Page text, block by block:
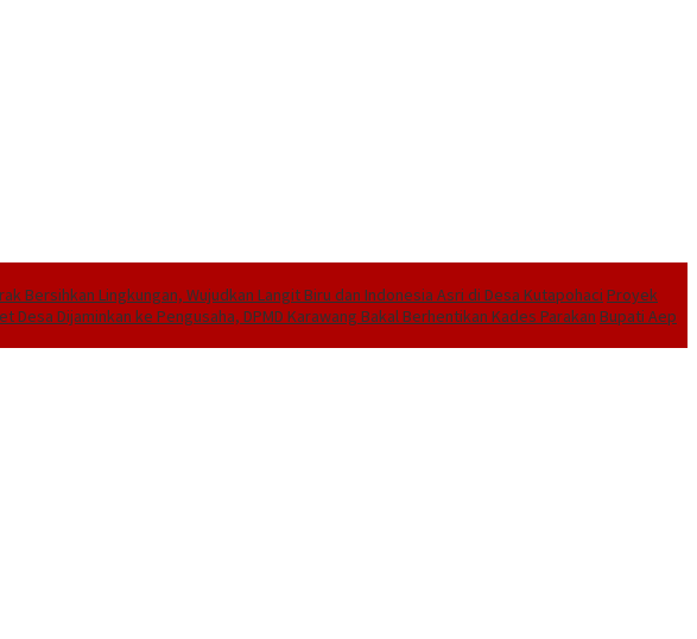
Bersihkan Lingkungan, Wujudkan Langit Biru dan Indonesia Asri di Desa Kutapohaci Proyek
Desa Dijaminkan ke Pengusaha, DPMD Karawang Bakal Berhentikan Kades Parakan Bupati Aep